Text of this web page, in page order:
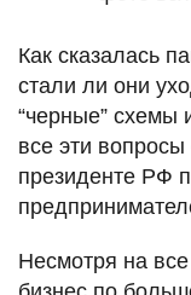
Как сказалась
стали ли они
“черные” схемы
все эти
президенте РФ
Несмотря на